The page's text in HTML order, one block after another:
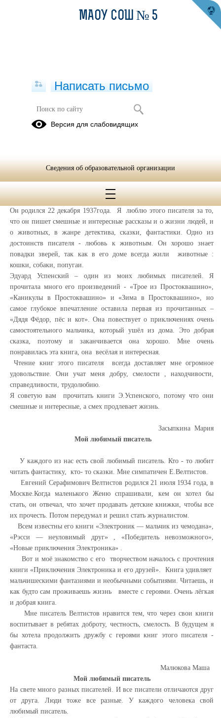
Мой любимый писатель
Мой любимый писатель
Мой любимый детский писатель-Эдуард Николаевич Успенский.
Он родился 22 декабря 1937года. Я люблю этого писателя за то,
что он пишет смешные и интересные рассказы и о жизни людей, и
о животных, в жанре детектива, сказки, фантастики. Одно из
достоинств писателя - любовь к животным. Он хорошо знает
повадки зверей, так как в его доме всегда жили животные :
кошки, собаки, попугаи.
Эдуард Успенский – один из моих любимых писателей. Я
прочитала много его произведений - «Трое из Простоквашино»,
«Каникулы в Простоквашино» и «Зима в Простоквашино», но
самое глубокое впечатление оставила первая из прочитанных –
«Дядя Фёдор, пёс и кот». Она повествует о приключениях очень
самостоятельного мальчика, который ушёл из дома. Это добрая
сказка, поэтому и заканчивается она хорошо. Мне очень
понравилась эта книга, она весёлая и интересная.
Чтение книг этого писателя всегда доставляет мне огромное
удовольствие. Они учат меня добру, смелости , находчивости,
справедливости, трудолюбию.
Я советую вам прочитать книги Э.Успенского, потому что они
смешные и интересные, а смех продлевает жизнь.
Засыпкина Мария
Мой любимый писатель
У каждого из нас есть свой любимый писатель. Кто - то любит
читать фантастику, кто- то сказки. Мне симпатичен Е.Велтистов.
Евгений Серафимович Велтистов родился 21 июля 1934 года, в
Москве.Когда маленького Женю спрашивали, кем он хотел бы
стать, он отвечал, что хочет продавать детские книжки, чтобы все
их прочесть. Потом передумал и решил стать журналистом.
Всем известны его книги «Электроник — мальчик из чемодана»,
«Рэсси — неуловимый друг» , «Победитель невозможного»,
«Новые приключения Электроника» .
Вот и моё знакомство с его творчеством началось с прочтения
книги «Приключения Электроника и его друзей». Книга удивляет
мальчишескими фантазиями и необычными событиями. Читаешь, и
как будто сам проживаешь жизнь вместе с героями. Очень лёгкая
и добрая книга.
Мне писатель Велтистов нравится тем, что через свои книги
воспитывает в ребятах доброту, честность, смелость. В будущем я
бы хотела продолжить дружбу с героями книг этого писателя -
фантаста.
Малюкова Маша
Мой любимый писатель
На свете много разных писателей. И все писатели отличаются друг
от друга. Люди тоже все разные. У каждого человека свой
любимый писатель.
МАОУ СОШ № 5
Написать письмо
Версия для слабовидящих
Сведения об образовательной организации